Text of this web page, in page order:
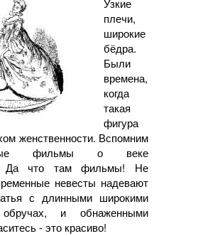
Узкие
плечи,
широкие
бёдра.
Были
времена,
когда
такая
фигура
женственности. Вспомним
фильмы о веке
Да что там фильмы! Не
невесты надевают
с длинными широкими
и обнаженными
- это красиво!